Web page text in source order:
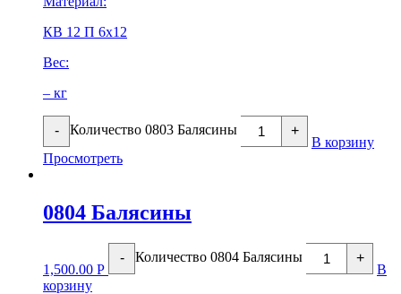
КВ 12 П 6х12
Вес:
– кг
- Количество 0803 Балясины +
В корзину
Просмотреть
0804 Балясины
1,500.00 Р
- Количество 0804 Балясины +
В
корзину